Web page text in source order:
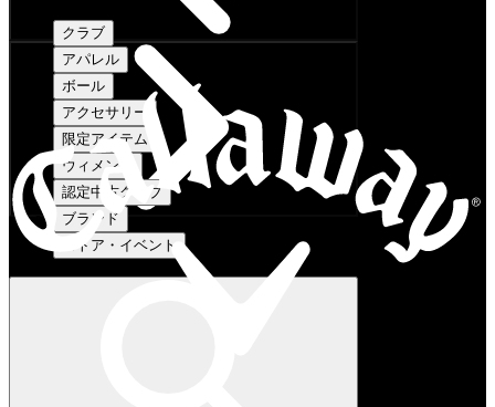
クラブ
アパレル
ボール
アクセサリー
限定アイテム
ウィメンズ
認定中古クラブ
ブランド
ストア・イベント